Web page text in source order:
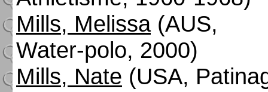
Mills, Melissa(AUS,
Water-polo, 2000)
Mills, Nate (USA,